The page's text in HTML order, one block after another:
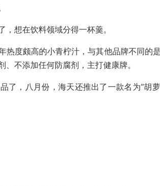
想在饮料领域分得一杯羹。
热度颇高的小青柠汁，与其他品牌不同的
不添加任何防腐剂，主打健康牌。
了，八月份，海天还推出了一款名为“胡